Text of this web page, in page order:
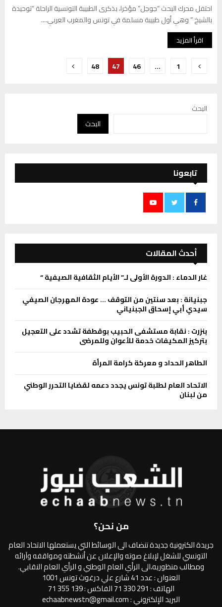
احتفل محرك البحث “جوجل” مؤخرا، بذكرى الطبيبة التونسية الراحلة “توحيدة
بالشيخ ” وهي أول طبيبة مسلمة في تونس والمغرب العربي....
اقرأ المزيد
تعدد
المقالات
1
…
46
47
48
البحث
البحث
تابعونا
أحدث المقالات
غار الدماء : الدورة الأولى لـ” الأيام الثقافية الصيفية “
جبنيانة : بعد سنتين من التوقف … عودة المهرجان الصيفي
سيدي أبي إسحاق الجبنياني
بنزرت : نقابة مستشفى الحبيب بوقطفة تشدد على التعجيل
بتركيز المكيفات خدمة للأعوان وللمرضى
الطاهر الحداد و معركة كرامة المرأة
الاتحاد العام لطلبة تونس يجدد دعمه لقضايا التحرر الوطني
من لبنان
من نحن؟
جريدة الكترونية جديدة تنضاف الى الوسائط التي يستعملها الاتحاد العام
التونسي للشغل لإبلاغ صوته والإعلان عن أنشطته ومواقفه وآرائه
ومطالب منظوريه،الى الرأي العام الوطني و الرأي العام النقابي.
العنوان : عدد 41 شارع علي درغوث تونس 1001
الهاتف : 291 330 71 الفاكس : 139 355 71
البريد الإلكتروني : echaabnewstn@gmail.com